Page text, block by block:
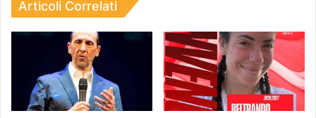
Articoli Correlati